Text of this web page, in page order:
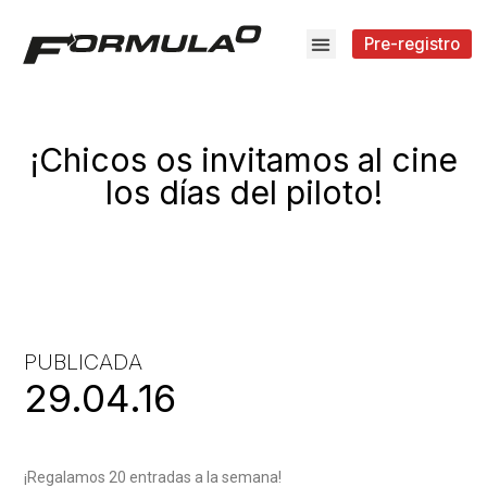
Pre-registro
¡Chicos os invitamos al cine
los días del piloto!
PUBLICADA
29.04.16
¡Regalamos 20 entradas a la semana!